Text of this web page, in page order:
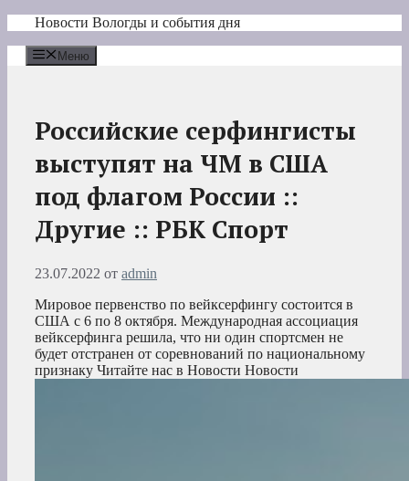
Перейти
содержимому
Новости Вологды и события дня
Меню
Российские серфингисты
выступят на ЧМ в США
под флагом России ::
Другие :: РБК Спорт
23.07.2022 от admin
Мировое первенство по вейксерфингу состоится в
США с 6 по 8 октября. Международная ассоциация
вейксерфинга решила, что ни один спортсмен не
будет отстранен от соревнований по национальному
признаку Читайте нас в Новости Новости